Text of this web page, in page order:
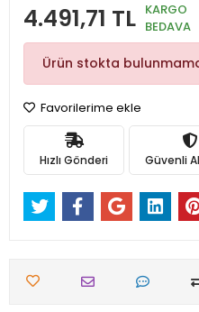
4.491,71 TL KARGO
BEDAVA
Ürün stokta
Favorilerime ekle
Hızlı Gönderi Güvenli